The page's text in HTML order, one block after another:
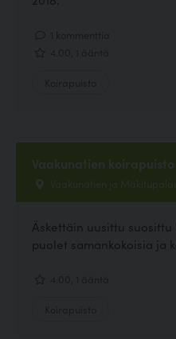
Vaakunatien koirapuisto
Vaakunatien ja
Äskettäin uusittu
puolet samankokoisia ja